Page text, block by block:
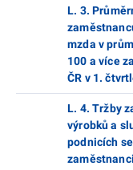
L. 3.
mzda v
100 a více
ČR v 1.
L. 4. Tržby
výrobků a
podnicích